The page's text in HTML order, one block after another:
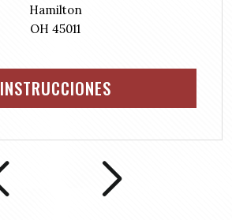
Hamilton
OH 45011
INSTRUCCIONES